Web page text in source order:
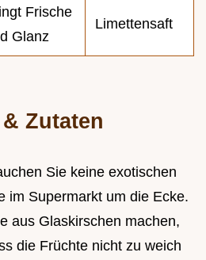
Frische
Glanz
Limettensaft
Zutaten
Sie keine exotischen
im Supermarkt um die Ecke.
aus Glaskirschen machen,
die Früchte nicht zu weich